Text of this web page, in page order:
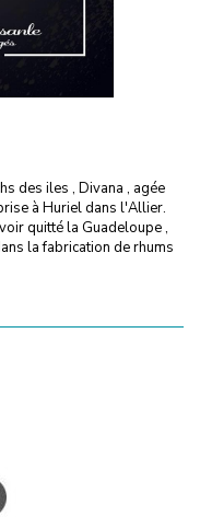
des iles , Divana , agée
à Huriel dans l'Allier.
quitté la Guadeloupe ,
la fabrication de rhums